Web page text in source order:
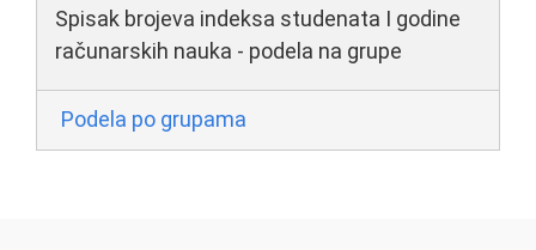
Spisak brojeva indeksa studenata I godine
računarskih nauka - podela na grupe
Podela po grupama